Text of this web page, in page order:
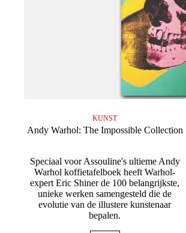
KUNST
Andy Warhol: The Impossible Collection
Speciaal voor Assouline's ultieme Andy
Warhol koffietafelboek heeft Warhol-
expert Eric Shiner de 100 belangrijkste,
unieke werken samengesteld die de
evolutie van de illustere kunstenaar
bepalen.